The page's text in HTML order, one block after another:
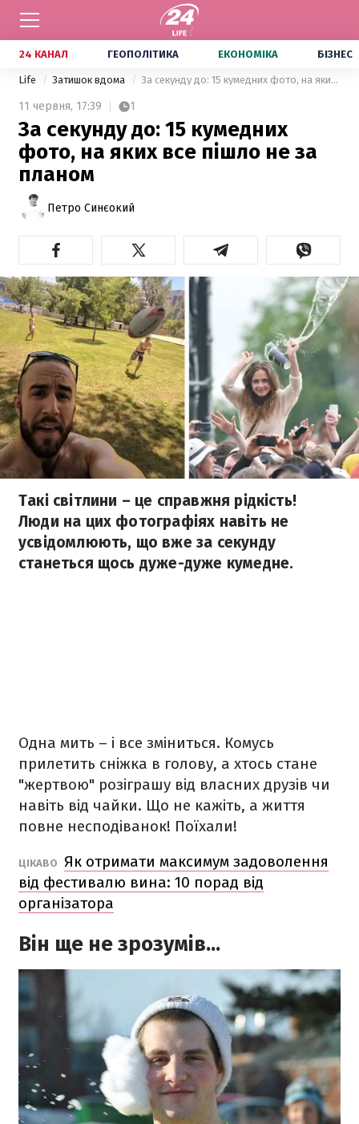
24 КАНАЛ ГЕОПОЛІТИКА ЕКОНОМІКА БІЗНЕС
Life Затишок вдома За секунду до: 15 кумедних фото, на яких все пішло не за планом
11 червня, 17:39 1
За секунду до: 15 кумедних
фото, на яких все пішло не за
планом
Петро Синєокий
Такі світлини – це справжня рідкість!
Люди на цих фотографіях навіть не
усвідомлюють, що вже за секунду
станеться щось дуже-дуже кумедне.
Одна мить – і все зміниться. Комусь
прилетить сніжка в голову, а хтось стане
"жертвою" розіграшу від власних друзів чи
навіть від чайки. Що не кажіть, а життя
повне несподіванок! Поїхали!
ЦІКАВО Як отримати максимум задоволення
від фестивалю вина: 10 порад від
організатора
Він ще не зрозумів...